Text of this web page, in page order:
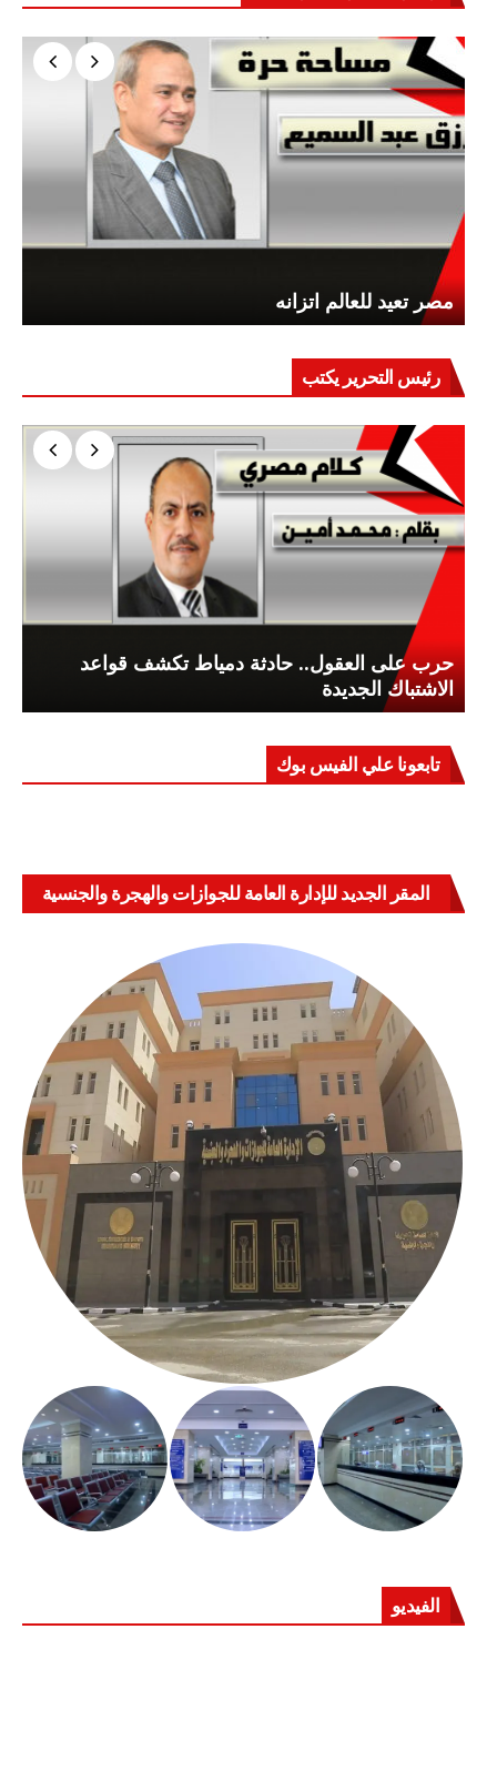
مصر تعيد للعالم اتزانه
رئيس التحرير يكتب
حرب على العقول.. حادثة دمياط تكشف قواعد
الاشتباك الجديدة
تابعونا علي الفيس بوك
المقر الجديد للإدارة العامة للجوازات والهجرة والجنسية
الفيديو